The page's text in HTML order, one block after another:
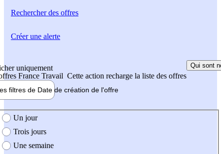
Rechercherdes offres
uniquement
France Travail Cette action recharge la liste des offres
Qui sont
filtres de Date de création de l'offre
création de l'offre
Un jour
Trois jours
Une semaine
Créer une alerte